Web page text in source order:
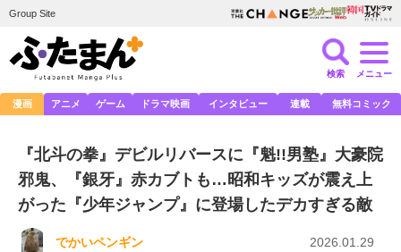
Group Site
検索 メニュー
漫画 アニメ ゲーム ドラマ映画 インタビュー 連載 無料コミック
『北斗の拳』デビルリバースに『魁!!男塾』大豪院
邪鬼、『銀牙』赤カブトも…昭和キッズが震え上
がった『少年ジャンプ』に登場したデカすぎる敵
でかいペンギン 2026.01.29